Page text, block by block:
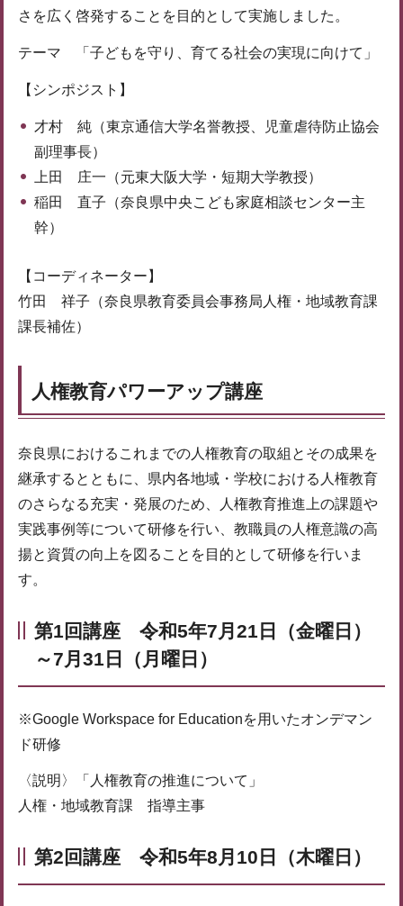
さを広く啓発することを目的として実施しました。
テーマ 「子どもを守り、育てる社会の実現に向けて」
【シンポジスト】
才村 純（東京通信大学名誉教授、児童虐待防止協会
副理事長）
上田 庄一（元東大阪大学・短期大学教授）
稲田 直子（奈良県中央こども家庭相談センター主
幹）
【コーディネーター】
竹田 祥子（奈良県教育委員会事務局人権・地域教育課
課長補佐）
人権教育パワーアップ講座
奈良県におけるこれまでの人権教育の取組とその成果を
継承するとともに、県内各地域・学校における人権教育
のさらなる充実・発展のため、人権教育推進上の課題や
実践事例等について研修を行い、教職員の人権意識の高
揚と資質の向上を図ることを目的として研修を行いま
す。
第1回講座 令和5年7月21日（金曜日）
～7月31日（月曜日）
※Google Workspace for Educationを用いたオンデマン
ド研修
〈説明〉「人権教育の推進について」
人権・地域教育課 指導主事
第2回講座 令和5年8月10日（木曜日）